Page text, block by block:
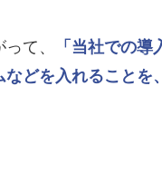
て、 「当社での導
などを入れることを